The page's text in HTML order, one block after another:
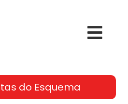
do Esquema